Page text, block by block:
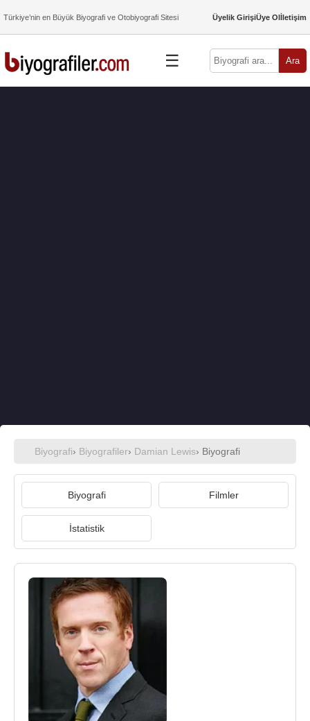
Türkiye’nin en Büyük Biyografi ve Otobiyografi Sitesi Üyelik GirişiÜye Olİletişim
☰ Ara
Biyografi› Biyografiler› Damian Lewis› Biyografi
Biyografi Filmler
İstatistik